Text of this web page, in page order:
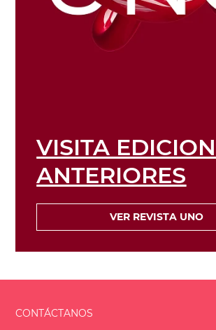
VISITA
ANTERIORES
VER REVISTA UNO
CONTÁCTANOS